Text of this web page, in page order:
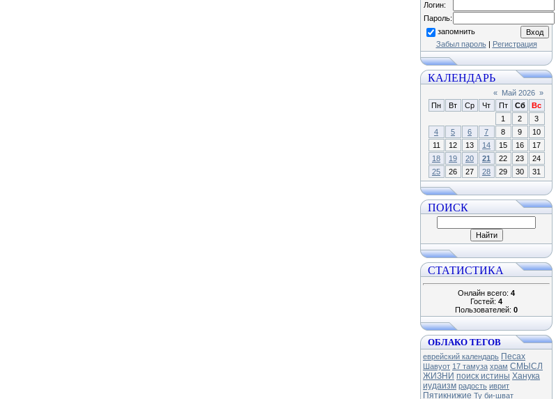
Логин:
Пароль:
запомнить
Забыл пароль| Регистрация
КАЛЕНДАРЬ
« Май 2026 »
Пн
Вт Ср Чт Пт Сб
Вс
1
2
3
4
5 6 7 8 9
10
11
12 13 14 15 16
17
18
19 20 21 22 23
24
25
26 27 28 29 30 31
ПОИСК
СТАТИСТИКА
Онлайн всего: 4
Гостей: 4
Пользователей: 0
ОБЛАКО ТЕГОВ
еврейский календарь Песах
Шавуот 17 тамуза храм СМЫСЛ
ЖИЗНИ поиск истины Ханука
иудаизм радость иврит
Пятикнижие Ту би-шват